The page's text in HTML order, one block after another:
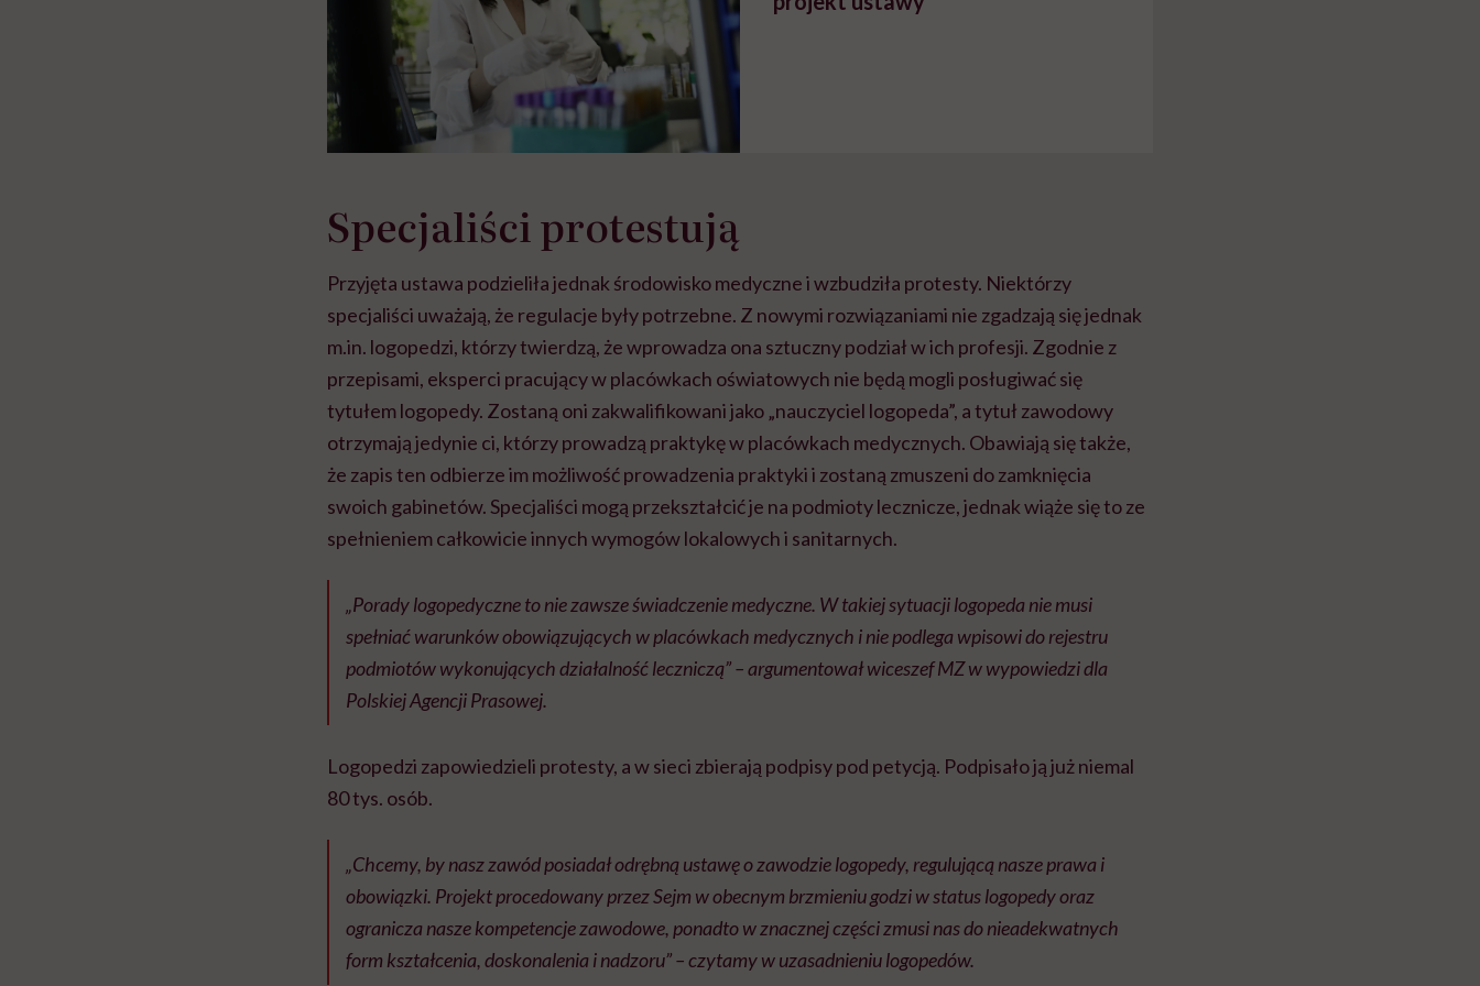
Specjaliści protestują
Przyjęta ustawa podzieliła jednak środowisko medyczne i wzbudziła protesty. Niektórzy
specjaliści uważają, że regulacje były potrzebne. Z nowymi rozwiązaniami nie zgadzają się jednak
m.in. logopedzi, którzy twierdzą, że wprowadza ona sztuczny podział w ich profesji. Zgodnie z
przepisami, eksperci pracujący w placówkach oświatowych nie będą mogli posługiwać się
tytułem logopedy. Zostaną oni zakwalifikowani jako „nauczyciel logopeda”, a tytuł zawodowy
otrzymają jedynie ci, którzy prowadzą praktykę w placówkach medycznych. Obawiają się także,
że zapis ten odbierze im możliwość prowadzenia praktyki i zostaną zmuszeni do zamknięcia
swoich gabinetów. Specjaliści mogą przekształcić je na podmioty lecznicze, jednak wiąże się to ze
spełnieniem całkowicie innych wymogów lokalowych i sanitarnych.
„Porady logopedyczne to nie zawsze świadczenie medyczne. W takiej sytuacji logopeda nie musi
spełniać warunków obowiązujących w placówkach medycznych i nie podlega wpisowi do rejestru
podmiotów wykonujących działalność leczniczą” – argumentował wiceszef MZ w wypowiedzi dla
Polskiej Agencji Prasowej.
Logopedzi zapowiedzieli protesty, a w sieci zbierają podpisy pod petycją. Podpisało ją już niemal
80 tys. osób.
„Chcemy, by nasz zawód posiadał odrębną ustawę o zawodzie logopedy, regulującą nasze prawa i
obowiązki. Projekt procedowany przez Sejm w obecnym brzmieniu godzi w status logopedy oraz
ogranicza nasze kompetencje zawodowe, ponadto w znacznej części zmusi nas do nieadekwatnych
form kształcenia, doskonalenia i nadzoru” – czytamy w uzasadnieniu logopedów.